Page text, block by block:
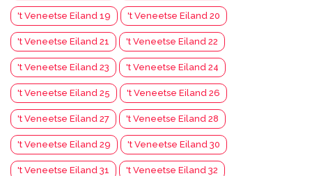
't Veneetse Eiland 19 't Veneetse Eiland 20
't Veneetse Eiland 21 't Veneetse Eiland 22
't Veneetse Eiland 23 't Veneetse Eiland 24
't Veneetse Eiland 25 't Veneetse Eiland 26
't Veneetse Eiland 27 't Veneetse Eiland 28
't Veneetse Eiland 29 't Veneetse Eiland 30
't Veneetse Eiland 31 't Veneetse Eiland 32